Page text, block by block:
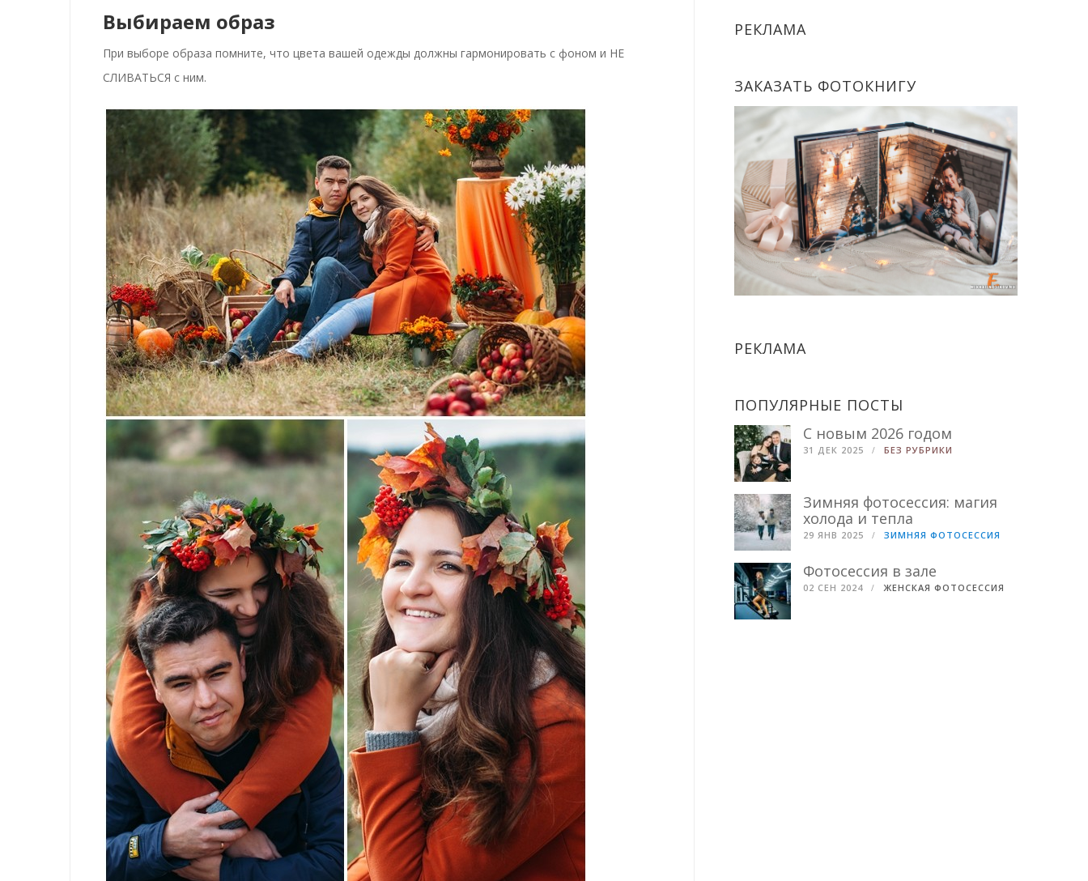
Выбираем образ
При выборе образа помните, что цвета вашей одежды должны гармонировать с фоном и НЕ
СЛИВАТЬСЯ с ним.
РЕКЛАМА
ЗАКАЗАТЬ ФОТОКНИГУ
РЕКЛАМА
ПОПУЛЯРНЫЕ ПОСТЫ
С новым 2026 годом
31 ДЕК 2025 БЕЗ РУБРИКИ
Зимняя фотосессия: магия
холода и тепла
29 ЯНВ 2025 ЗИМНЯЯ ФОТОСЕССИЯ
Фотосессия в зале
02 СЕН 2024 ЖЕНСКАЯ ФОТОСЕССИЯ